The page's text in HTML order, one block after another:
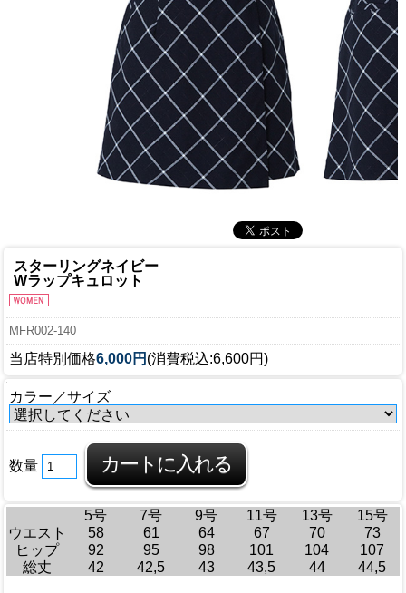
スターリングネイビー
Wラップキュロット
MFR002-140
当店特別価格6,000円 (消費税込:6,600円)
カラー／サイズ
数量
5号 7号 9号 11号 13号
15号
ウエスト
58 61 64 67 70
73
ヒップ
92 95 98 101 104
107
総丈
42 42,5 43 43,5 44 44,5